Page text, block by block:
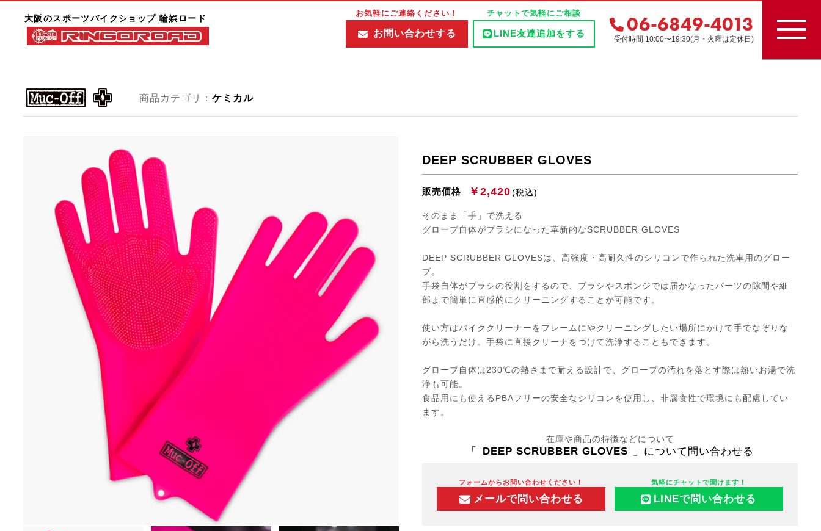
大阪のスポーツバイクショップ 輪娯ロード お気軽にご連絡ください！
お問い合わせする
チャットで気軽にご相談
LINE友達追加をする 06-6849-4013
受付時間 10:00〜19:30(月・火曜は定休日)
商品カテゴリ： ケミカル
DEEP SCRUBBER GLOVES
販売価格 ￥2,420(税込)
そのまま「手」で洗える
グローブ自体がブラシになった革新的なSCRUBBER GLOVES
DEEP SCRUBBER GLOVESは、高強度・高耐久性のシリコンで作られた洗車用のグロー
ブ。
手袋自体がブラシの役割をするので、ブラシやスポンジでは届かなったパーツの隙間や細
部まで簡単に直感的にクリーニングすることが可能です。
使い方はバイククリーナーをフレームにやクリーニングしたい場所にかけて手でなぞりな
がら洗うだけ。手袋に直接クリーナをつけて洗浄することもできます。
グローブ自体は230℃の熱さまで耐える設計で、グローブの汚れを落とす際は熱いお湯で洗
浄も可能。
食品用にも使えるPBAフリーの安全なシリコンを使用し、非腐食性で環境にも配慮してい
ます。
在庫や商品の特徴などについて
「 DEEP SCRUBBER GLOVES 」について問い合わせる
フォームからお問い合わせください！
メールで問い合わせる
気軽にチャットで聞けます！
LINEで問い合わせる